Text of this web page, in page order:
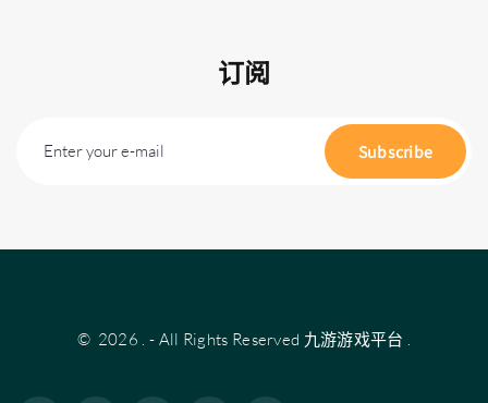
订阅
Enter your e-mail Subscribe
© 2026 . - All Rights Reserved 九游游戏平台 .